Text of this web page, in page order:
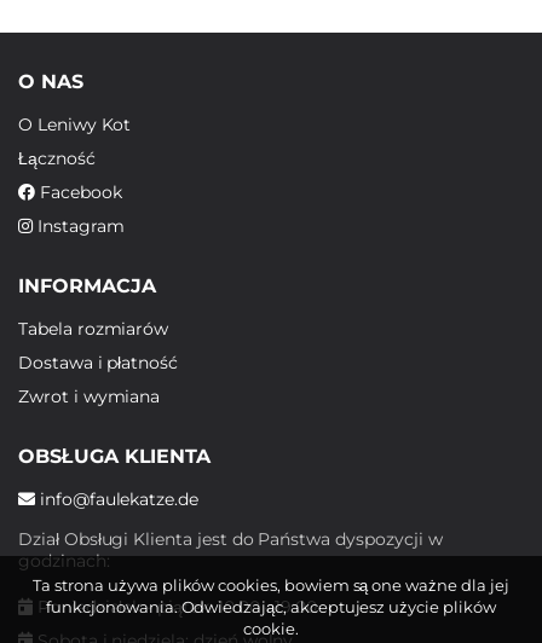
O NAS
O Leniwy Kot
Łączność
Facebook
Instagram
INFORMACJA
Tabela rozmiarów
Dostawa i płatność
Zwrot i wymiana
OBSŁUGA KLIENTA
info@faulekatze.de
Dział Obsługi Klienta jest do Państwa dyspozycji w
godzinach:
Poniedziałek - piątek: 10:00 - 19:00
Ta strona używa plików cookies, bowiem są one ważne dla jej
funkcjonowania. Odwiedzając, akceptujesz użycie plików
cookie.